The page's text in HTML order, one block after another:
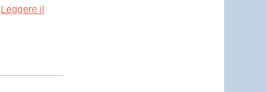
Leggere il